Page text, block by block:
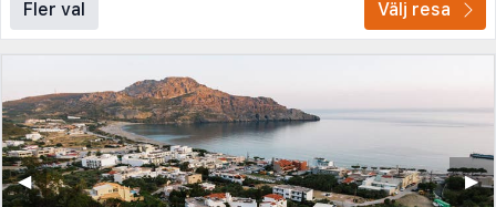
Fler val Välj resa
▶︎
◀︎